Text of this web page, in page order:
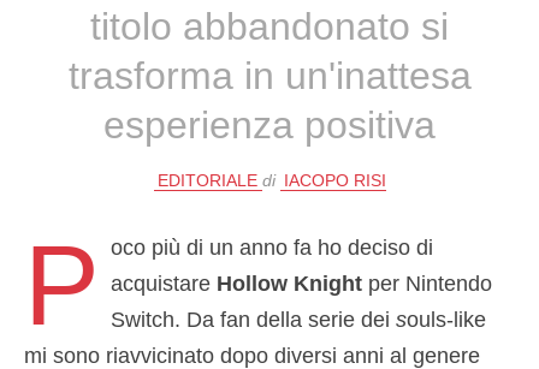
titolo abbandonato si
trasforma in un'inattesa
esperienza positiva
EDITORIALE di IACOPO RISI
P
oco più di un anno fa ho deciso di
acquistare Hollow Knight per Nintendo
Switch. Da fan della serie deisouls-like
mi sono riavvicinato dopo diversi anni al genere